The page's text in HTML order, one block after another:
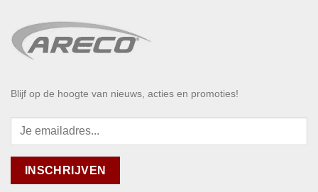
Blijf op de hoogte van nieuws, acties en promoties!